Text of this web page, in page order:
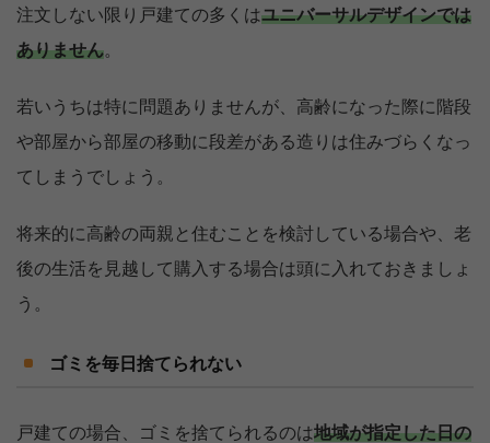
注文しない限り戸建ての多くはユニバーサルデザインでは
ありません。
若いうちは特に問題ありませんが、高齢になった際に階段
や部屋から部屋の移動に段差がある造りは住みづらくなっ
てしまうでしょう。
将来的に高齢の両親と住むことを検討している場合や、老
後の生活を見越して購入する場合は頭に入れておきましょ
う。
ゴミを毎日捨てられない
戸建ての場合、ゴミを捨てられるのは地域が指定した日の